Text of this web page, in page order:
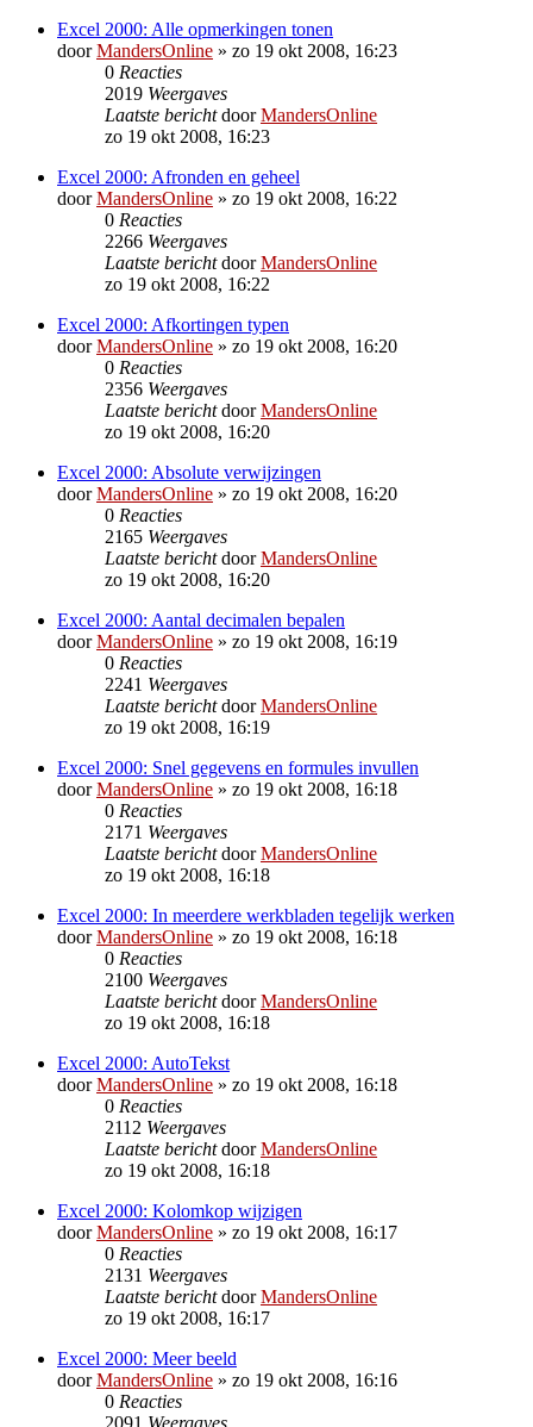
Excel 2000: Alle opmerkingen tonen
doorMandersOnline » zo 19 okt 2008, 16:23
0 Reacties
2019 Weergaves
Laatste berichtdoorMandersOnline
zo 19 okt 2008, 16:23
Excel 2000: Afronden en geheel
doorMandersOnline » zo 19 okt 2008, 16:22
0 Reacties
2266 Weergaves
Laatste berichtdoorMandersOnline
zo 19 okt 2008, 16:22
Excel 2000: Afkortingen typen
doorMandersOnline » zo 19 okt 2008, 16:20
0 Reacties
2356 Weergaves
Laatste berichtdoorMandersOnline
zo 19 okt 2008, 16:20
Excel 2000: Absolute verwijzingen
doorMandersOnline » zo 19 okt 2008, 16:20
0 Reacties
2165 Weergaves
Laatste berichtdoorMandersOnline
zo 19 okt 2008, 16:20
Excel 2000: Aantal decimalen bepalen
doorMandersOnline » zo 19 okt 2008, 16:19
0 Reacties
2241 Weergaves
Laatste berichtdoorMandersOnline
zo 19 okt 2008, 16:19
Excel 2000: Snel gegevens en formules invullen
doorMandersOnline » zo 19 okt 2008, 16:18
0 Reacties
2171 Weergaves
Laatste berichtdoorMandersOnline
zo 19 okt 2008, 16:18
Excel 2000: In meerdere werkbladen tegelijk werken
doorMandersOnline » zo 19 okt 2008, 16:18
0 Reacties
2100 Weergaves
Laatste berichtdoorMandersOnline
zo 19 okt 2008, 16:18
Excel 2000: AutoTekst
doorMandersOnline » zo 19 okt 2008, 16:18
0 Reacties
2112 Weergaves
Laatste berichtdoorMandersOnline
zo 19 okt 2008, 16:18
Excel 2000: Kolomkop wijzigen
doorMandersOnline » zo 19 okt 2008, 16:17
0 Reacties
2131 Weergaves
Laatste berichtdoorMandersOnline
zo 19 okt 2008, 16:17
Excel 2000: Meer beeld
doorMandersOnline » zo 19 okt 2008, 16:16
0 Reacties
2091 Weergaves